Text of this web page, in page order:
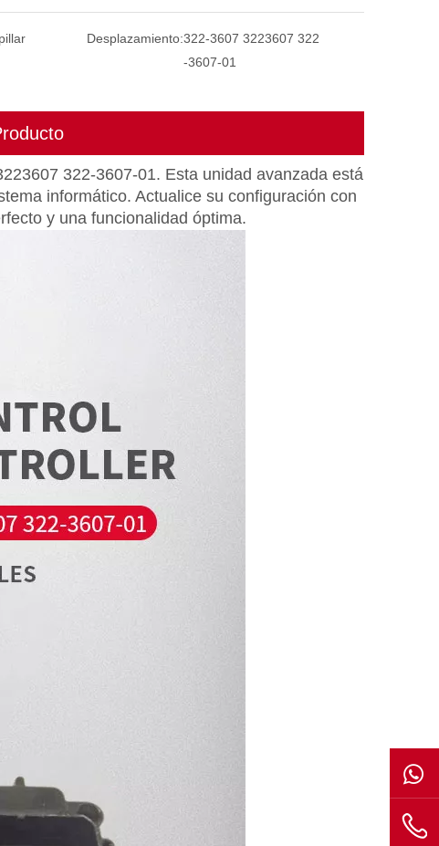
Desplazamiento:322-3607 3223607 322
-3607-01
322-3607-01. Esta unidad avanzada está
informático. Actualice su configuración con
y una funcionalidad óptima.